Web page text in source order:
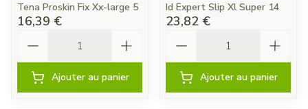
Tena Proskin Fix Xx-large 5
16,39 €
Ajouter au panier
Id Expert Slip Xl Super 14
23,82 €
Ajouter au panier